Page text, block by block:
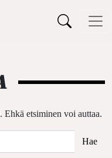
Ehkä etsiminen voi auttaa.